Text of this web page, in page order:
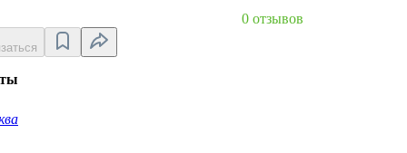
0 отзывов